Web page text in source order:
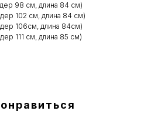
98 см, длина 84 см)
102 см, длина 84 см)
106см, длина 84см)
111 см, длина 85 см)